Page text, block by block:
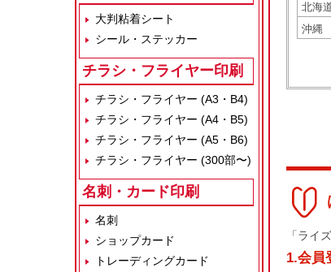
北海
沖縄
「ライ
1.会員
大判粘着シート
シール・ステッカー
チラシ・フライヤー印刷
チラシ・フライヤー (A3・B4)
チラシ・フライヤー (A4・B5)
チラシ・フライヤー (A5・B6)
チラシ・フライヤー (300部〜)
名刺・カード印刷
名刺
ショップカード
トレーディングカード